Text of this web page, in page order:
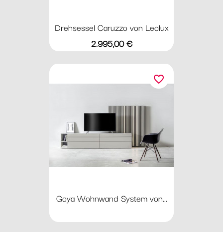
Drehsessel Caruzzo von Leolux
Preis
2.995,00 €
Goya Wohnwand System von...
favorite_border